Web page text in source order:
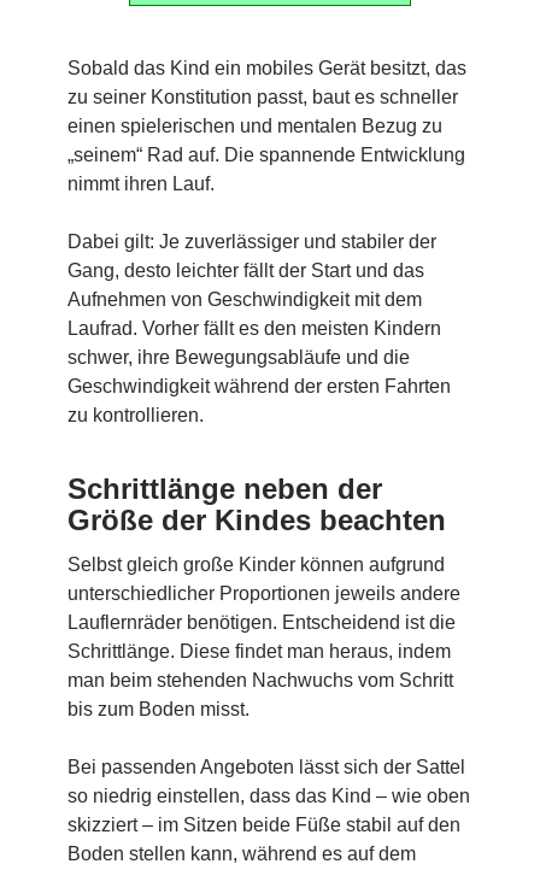
Sobald das Kind ein mobiles Gerät besitzt, das
zu seiner Konstitution passt, baut es schneller
einen spielerischen und mentalen Bezug zu
„seinem“ Rad auf. Die spannende Entwicklung
nimmt ihren Lauf.
Dabei gilt: Je zuverlässiger und stabiler der
Gang, desto leichter fällt der Start und das
Aufnehmen von Geschwindigkeit mit dem
Laufrad. Vorher fällt es den meisten Kindern
schwer, ihre Bewegungsabläufe und die
Geschwindigkeit während der ersten Fahrten
zu kontrollieren.
Schrittlänge neben der
Größe der Kindes beachten
Selbst gleich große Kinder können aufgrund
unterschiedlicher Proportionen jeweils andere
Lauflernräder benötigen. Entscheidend ist die
Schrittlänge. Diese findet man heraus, indem
man beim stehenden Nachwuchs vom Schritt
bis zum Boden misst.
Bei passenden Angeboten lässt sich der Sattel
so niedrig einstellen, dass das Kind – wie oben
skizziert – im Sitzen beide Füße stabil auf den
Boden stellen kann, während es auf dem